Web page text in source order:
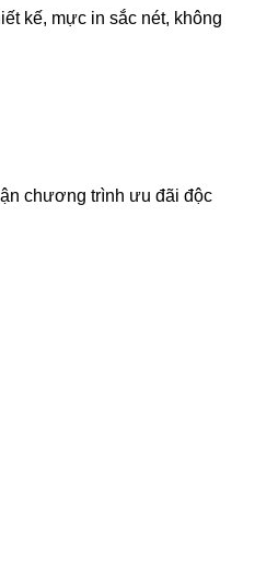
kế, mực in sắc nét, không
chương trình ưu đãi độc